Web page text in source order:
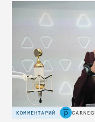
возможностей, на
решений и
КОММЕНТАРИЙ